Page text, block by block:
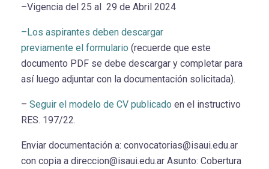
–Vigencia del 25 al 29 de Abril 2024
–Los aspirantes deben descargar
previamente el formulario (recuerde que este
documento PDF se debe descargar y completar para
así luego adjuntar con la documentación solicitada).
– Seguir el modelo de CV publicado en el instructivo
RES. 197/22.
Enviar documentación a: convocatorias@isaui.edu.ar
con copia a direccion@isaui.edu.ar Asunto: Cobertura